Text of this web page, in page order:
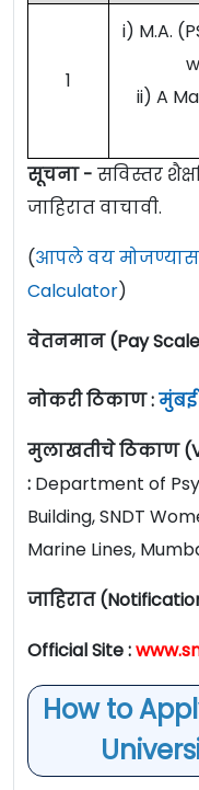
1
i) M.A.
ii) A
सूचना - सविस्तर
जाहिरात वाचावी.
(आपले वय
Calculator)
वेतनमान (Pay
नोकरी ठिकाण :मुंबई
मुलाखतीचे ठिकाण
: Department of
Building, SNDT
Marine Lines,
जाहिरात
Official Site :
How to